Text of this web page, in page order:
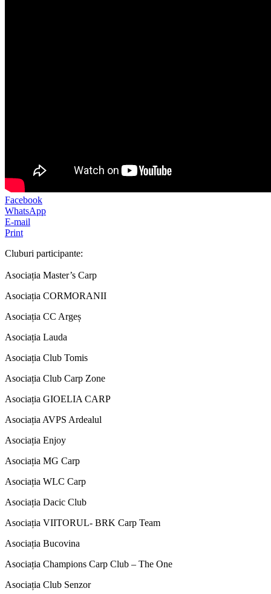
Facebook
WhatsApp
E-mail
Print
Cluburi participante:
Asociația Master’s Carp
Asociația CORMORANII
Asociația CC Argeș
Asociația Lauda
Asociația Club Tomis
Asociația Club Carp Zone
Asociația GIOELIA CARP
Asociația AVPS Ardealul
Asociația Enjoy
Asociația MG Carp
Asociația WLC Carp
Asociația Dacic Club
Asociația VIITORUL- BRK Carp Team
Asociația Bucovina
Asociația Champions Carp Club – The One
Asociația Club Senzor